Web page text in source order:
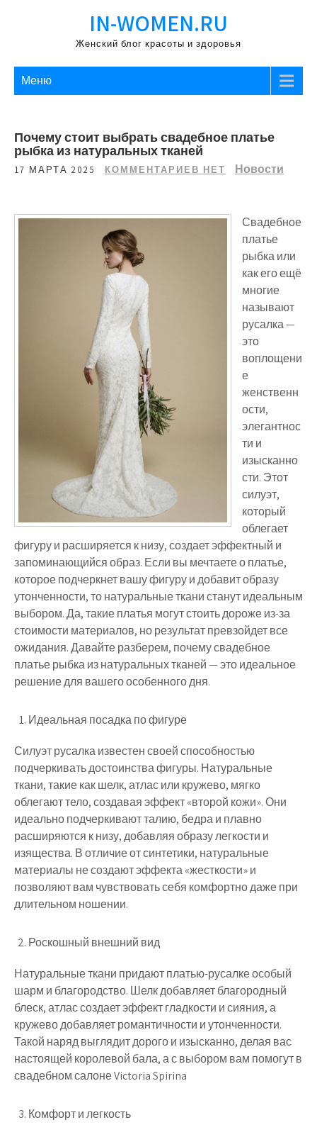
IN-WOMEN.RU
Женский блог красоты и здоровья
Меню
Почему стоит выбрать свадебное платье
рыбка из натуральных тканей
17 МАРТА 2025 КОММЕНТАРИЕВ НЕТ Новости
Свадебное
платье
рыбка или
как его ещё
многие
называют
русалка —
это
воплощени
е
женственн
ости,
элегантнос
ти и
изысканно
сти. Этот
силуэт,
который
облегает
фигуру и расширяется к низу, создает эффектный и
запоминающийся образ. Если вы мечтаете о платье,
которое подчеркнет вашу фигуру и добавит образу
утонченности, то натуральные ткани станут идеальным
выбором. Да, такие платья могут стоить дороже из-за
стоимости материалов, но результат превзойдет все
ожидания. Давайте разберем, почему свадебное
платье рыбка из натуральных тканей — это идеальное
решение для вашего особенного дня.
Идеальная посадка по фигуре
Силуэт русалка известен своей способностью
подчеркивать достоинства фигуры. Натуральные
ткани, такие как шелк, атлас или кружево, мягко
облегают тело, создавая эффект «второй кожи». Они
идеально подчеркивают талию, бедра и плавно
расширяются к низу, добавляя образу легкости и
изящества. В отличие от синтетики, натуральные
материалы не создают эффекта «жесткости» и
позволяют вам чувствовать себя комфортно даже при
длительном ношении.
Роскошный внешний вид
Натуральные ткани придают платью-русалке особый
шарм и благородство. Шелк добавляет благородный
блеск, атлас создает эффект гладкости и сияния, а
кружево добавляет романтичности и утонченности.
Такой наряд выглядит дорого и изысканно, делая вас
настоящей королевой бала, а с выбором вам помогут в
свадебном салоне Victoria Spirina
Комфорт и легкость